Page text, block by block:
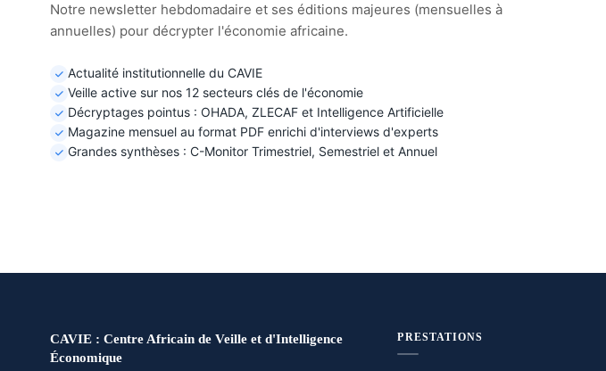
Notre newsletter hebdomadaire et ses éditions majeures (mensuelles à
annuelles) pour décrypter l'économie africaine.
Actualité institutionnelle du CAVIE
Veille active sur nos 12 secteurs clés de l'économie
Décryptages pointus : OHADA, ZLECAF et Intelligence Artificielle
Magazine mensuel au format PDF enrichi d'interviews d'experts
Grandes synthèses : C-Monitor Trimestriel, Semestriel et Annuel
CAVIE : Centre Africain de Veille et d'Intelligence
Économique
PRESTATIONS